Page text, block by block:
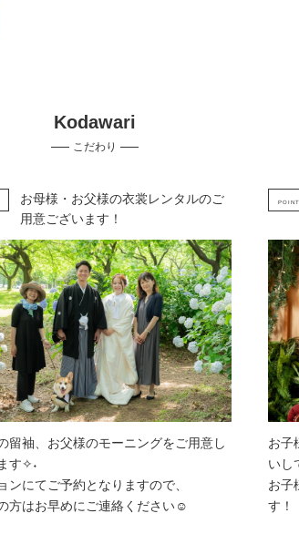
Kodawari
こだわり
お母様・お父様の衣裳レンタルのご
用意ございます！
留袖、お父様のモーニングをご用意し
す✧˖
ンにてご予約となりますので、
方はお早めにご連絡ください☺
お子
いし
お子
す！